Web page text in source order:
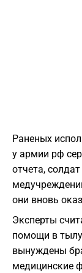
Раненых
у армии рф
отчета,
они вновь
Эксперты
помощи в
вынуждены
медицинские